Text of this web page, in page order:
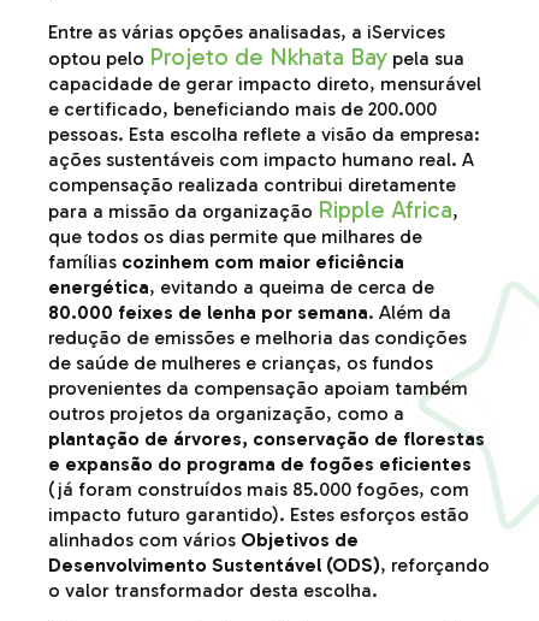
Entre as várias opções analisadas, a iServices
optou pelo Projeto de Nkhata Bay pela sua
capacidade de gerar impacto direto, mensurável
e certificado, beneficiando mais de 200.000
pessoas. Esta escolha reflete a visão da empresa:
ações sustentáveis com impacto humano real. A
compensação realizada contribui diretamente
para a missão da organização Ripple Africa,
que todos os dias permite que milhares de
famílias cozinhem com maior eficiência
energética, evitando a queima de cerca de
80.000 feixes de lenha por semana. Além da
redução de emissões e melhoria das condições
de saúde de mulheres e crianças, os fundos
provenientes da compensação apoiam também
outros projetos da organização, como a
plantação de árvores, conservação de florestas
e expansão do programa de fogões eficientes
(já foram construídos mais 85.000 fogões, com
impacto futuro garantido). Estes esforços estão
alinhados com vários Objetivos de
Desenvolvimento Sustentável (ODS), reforçando
o valor transformador desta escolha.